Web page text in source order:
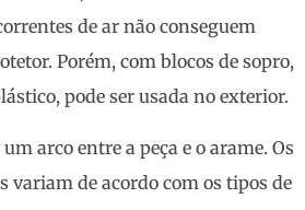
de ar não conseguem
Porém, com blocos de sopro,
pode ser usada no exterior.
arco entre a peça e o arame. Os
variam de acordo com os tipos de